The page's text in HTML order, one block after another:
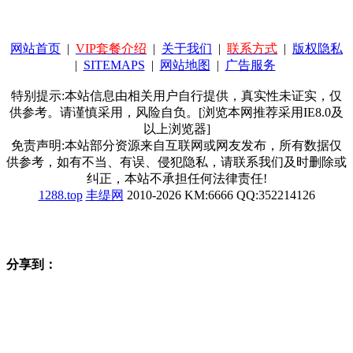
网站首页 | VIP套餐介绍 | 关于我们 | 联系方式 | 版权隐私
| SITEMAPS | 网站地图 | 广告服务
特别提示:本站信息由相关用户自行提供，真实性未证实，仅
供参考。请谨慎采用，风险自负。[浏览本网推荐采用IE8.0及
以上浏览器]
免责声明:本站部分资源来自互联网或网友发布，所有数据仅
供参考，如有不当、有误、侵犯隐私，请联系我们及时删除或
纠正，本站不承担任何法律责任!
1288.top 丰缇网 2010-2026 KM:6666 QQ:352214126
分享到：